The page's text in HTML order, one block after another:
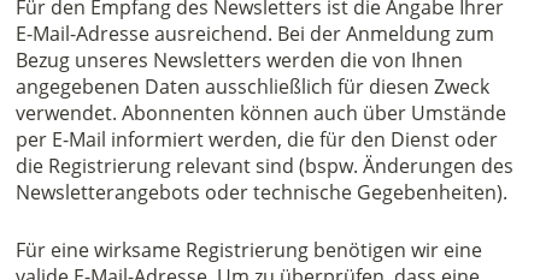
Für den Empfang des Newsletters ist die Angabe Ihrer
E-Mail-Adresse ausreichend. Bei der Anmeldung zum
Bezug unseres Newsletters werden die von Ihnen
angegebenen Daten ausschließlich für diesen Zweck
verwendet. Abonnenten können auch über Umstände
per E-Mail informiert werden, die für den Dienst oder
die Registrierung relevant sind (bspw. Änderungen des
Newsletterangebots oder technische Gegebenheiten).
Für eine wirksame Registrierung benötigen wir eine